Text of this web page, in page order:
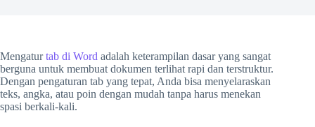
Mengaturtab di Word adalah keterampilan dasar yang sangat
berguna untuk membuat dokumen terlihat rapi dan terstruktur.
Dengan pengaturan tab yang tepat, Anda bisa menyelaraskan
teks, angka, atau poin dengan mudah tanpa harus menekan
spasi berkali-kali.